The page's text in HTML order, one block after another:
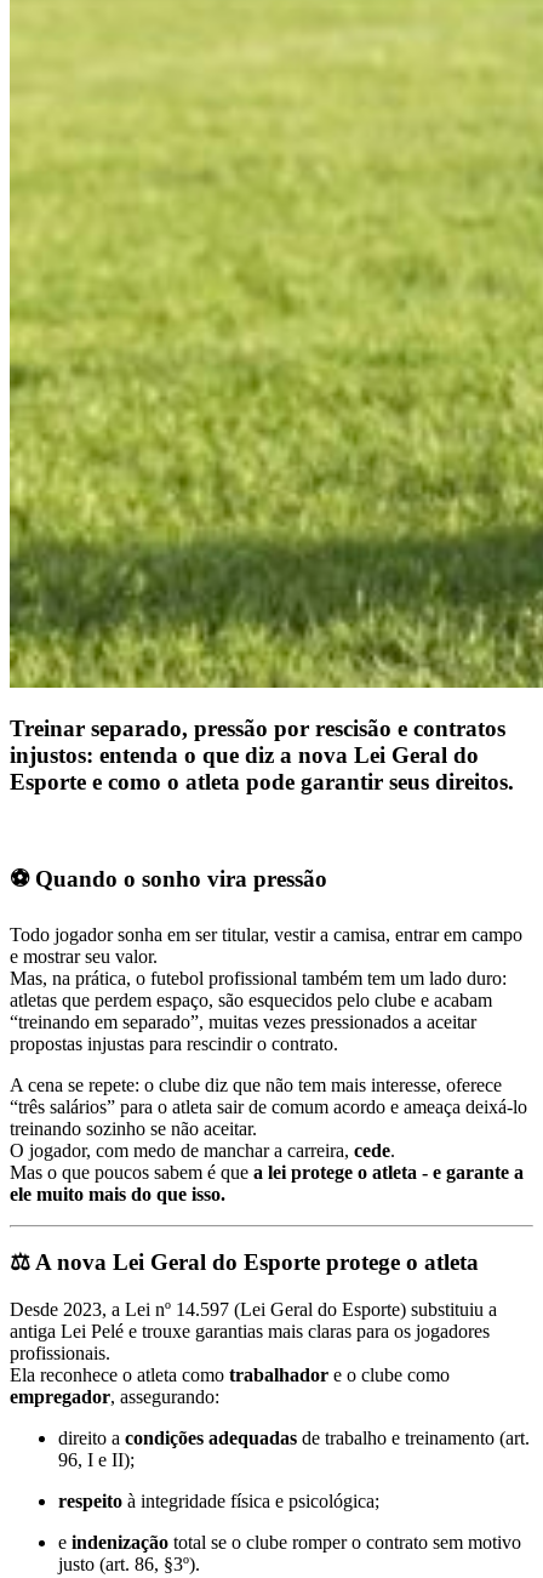
Treinar separado, pressão por rescisão e contratos
injustos: entenda o que diz a nova Lei Geral do
Esporte e como o atleta pode garantir seus direitos.
⚽ Quando o sonho vira pressão
Todo jogador sonha em ser titular, vestir a camisa, entrar em campo
e mostrar seu valor.
Mas, na prática, o futebol profissional também tem um lado duro:
atletas que perdem espaço, são esquecidos pelo clube e acabam
“treinando em separado”, muitas vezes pressionados a aceitar
propostas injustas para rescindir o contrato.
A cena se repete: o clube diz que não tem mais interesse, oferece
“três salários” para o atleta sair de comum acordo e ameaça deixá-lo
treinando sozinho se não aceitar.
O jogador, com medo de manchar a carreira, cede.
Mas o que poucos sabem é que a lei protege o atleta - e garante a
ele muito mais do que isso.
⚖️ A nova Lei Geral do Esporte protege o atleta
Desde 2023, a Lei nº 14.597 (Lei Geral do Esporte) substituiu a
antiga Lei Pelé e trouxe garantias mais claras para os jogadores
profissionais.
Ela reconhece o atleta como trabalhador e o clube como
empregador, assegurando:
direito a condições adequadas de trabalho e treinamento (art.
96, I e II);
respeito à integridade física e psicológica;
e indenização total se o clube romper o contrato sem motivo
justo (art. 86, §3º).